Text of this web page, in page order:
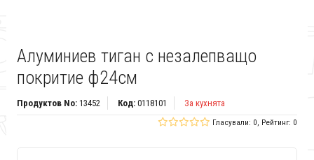
Алуминиев тиган с незалепващо
покритие ф24см
Продуктов No:13452 Код:0118101 За кухнята
Гласували: 0, Рейтинг: 0